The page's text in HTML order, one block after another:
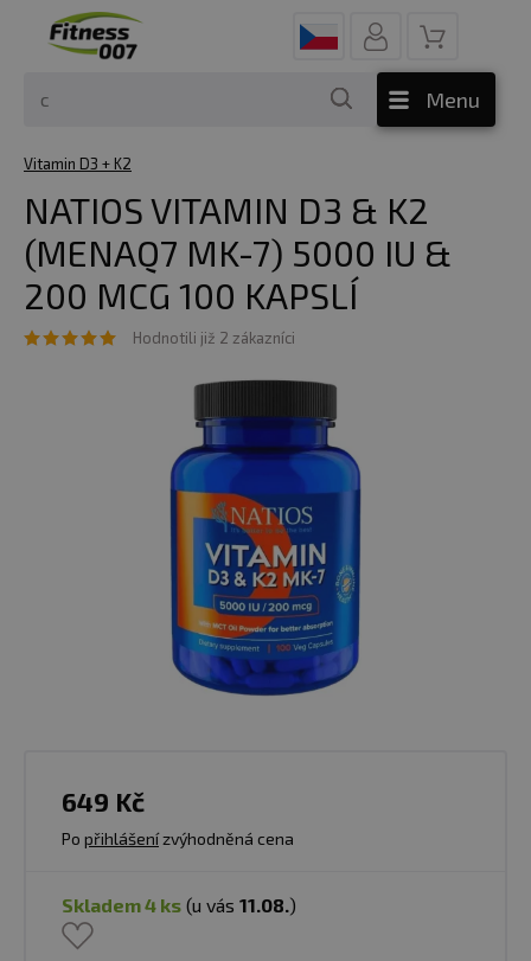
Menu
Vitamin D3 + K2
NATIOS VITAMIN D3 & K2
(MENAQ7 MK-7) 5000 IU &
200 MCG 100 KAPSLÍ
Hodnotili již 2 zákazníci
649 Kč
Po přihlášenízvýhodněná cena
skladem 4 ks (u vás 11.08.)